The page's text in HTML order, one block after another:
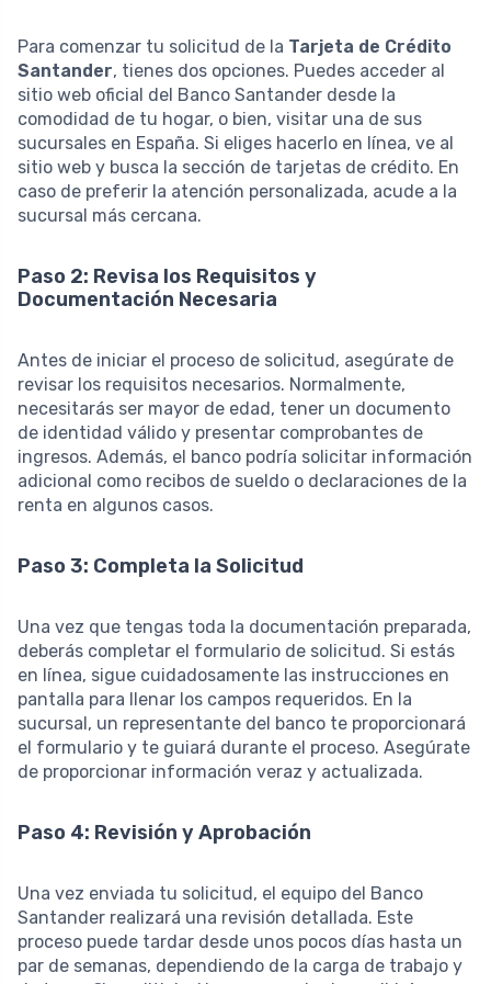
Para comenzar tu solicitud de la Tarjeta de Crédito
Santander, tienes dos opciones. Puedes acceder al
sitio web oficial del Banco Santander desde la
comodidad de tu hogar, o bien, visitar una de sus
sucursales en España. Si eliges hacerlo en línea, ve al
sitio web y busca la sección de tarjetas de crédito. En
caso de preferir la atención personalizada, acude a la
sucursal más cercana.
Paso 2: Revisa los Requisitos y
Documentación Necesaria
Antes de iniciar el proceso de solicitud, asegúrate de
revisar los requisitos necesarios. Normalmente,
necesitarás ser mayor de edad, tener un documento
de identidad válido y presentar comprobantes de
ingresos. Además, el banco podría solicitar información
adicional como recibos de sueldo o declaraciones de la
renta en algunos casos.
Paso 3: Completa la Solicitud
Una vez que tengas toda la documentación preparada,
deberás completar el formulario de solicitud. Si estás
en línea, sigue cuidadosamente las instrucciones en
pantalla para llenar los campos requeridos. En la
sucursal, un representante del banco te proporcionará
el formulario y te guiará durante el proceso. Asegúrate
de proporcionar información veraz y actualizada.
Paso 4: Revisión y Aprobación
Una vez enviada tu solicitud, el equipo del Banco
Santander realizará una revisión detallada. Este
proceso puede tardar desde unos pocos días hasta un
par de semanas, dependiendo de la carga de trabajo y